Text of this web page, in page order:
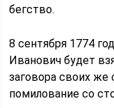
бегство.
8 сентября 1774
Иванович будет
заговора своих же
помилование со